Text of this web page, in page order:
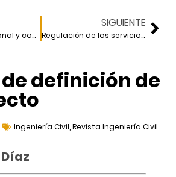
Planeación nacional y comparación con otros países
SIGUIENTE
Regulación de los servicios de agua
definición de
Ingeniería Civil Revista Ingeniería Civil